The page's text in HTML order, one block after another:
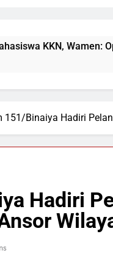
KKN, Wamen:
151/Binaiya Hadiri
Hadiri